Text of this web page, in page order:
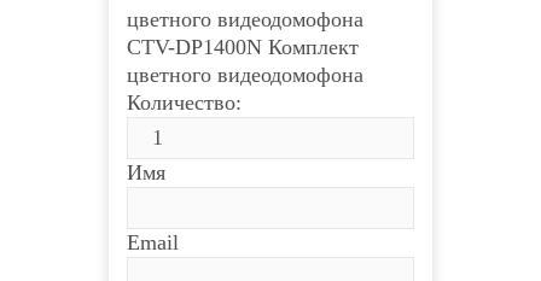
CTV-DP1400N Комплект
цветного видеодомофона
Количество:
Имя
Email